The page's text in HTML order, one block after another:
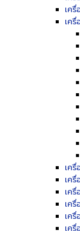
เค
เค
เค
เค
เค
เค
เค
เค